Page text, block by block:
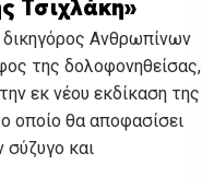
Τσιχλάκη»
Ανθρωπίνων
της δολοφονηθείσας,
εκ νέου εκδίκαση της
οποίο θα αποφασίσει
σύζυγο και